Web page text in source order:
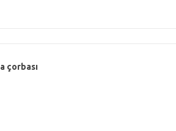
çorbası